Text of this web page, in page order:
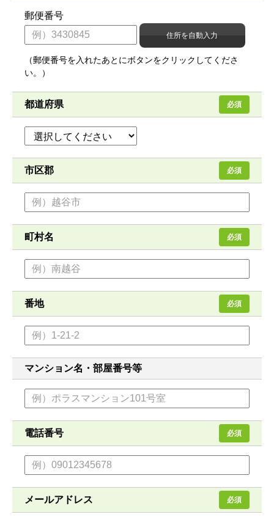
郵便番号
（郵便番号を入れたあとにボタンをクリックしてくださ
い。）
都道府県 必須
市区郡 必須
町村名 必須
番地 必須
マンション名・部屋番号等
電話番号 必須
メールアドレス 必須